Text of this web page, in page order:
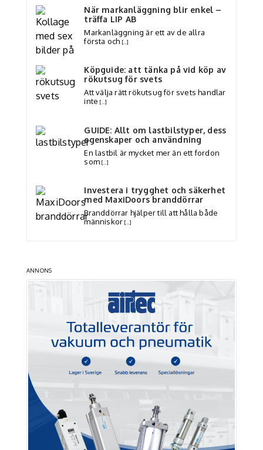
När markanläggning blir enkel –
träffa LIP AB
Markanläggning är ett av de allra
första och […]
Köpguide: att tänka på vid köp av
rökutsug för svets
Att välja rätt rökutsug för svets handlar
inte[…]
GUIDE: Allt om lastbilstyper, dess
egenskaper och användning
En lastbil är mycket mer än ett fordon
som[…]
Investera i trygghet och säkerhet
med MaxiDoors branddörrar
Branddörrar hjälper till att hålla både
människor[…]
ANNONS